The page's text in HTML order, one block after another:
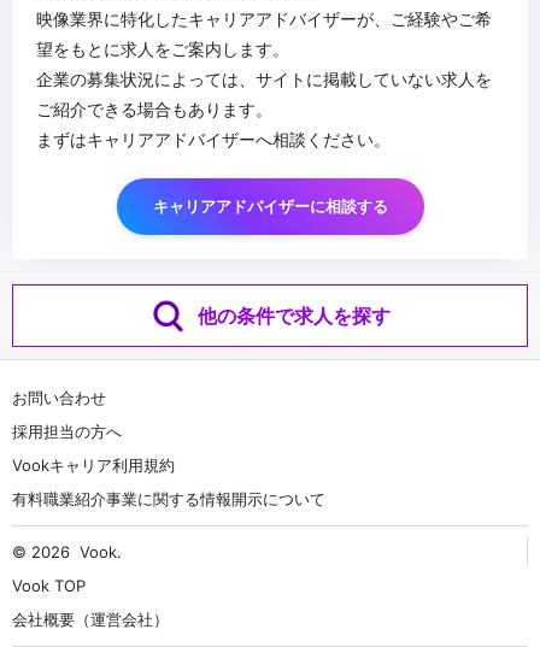
映像業界に特化したキャリアアドバイザーが、ご経験やご希
望をもとに求人をご案内します。
企業の募集状況によっては、サイトに掲載していない求人を
ご紹介できる場合もあります。
まずはキャリアアドバイザーへ相談ください。
キャリアアドバイザーに相談する
他の条件で求人を探す
お問い合わせ
採用担当の方へ
Vookキャリア利用規約
有料職業紹介事業に関する情報開示について
© 2026 Vook.
Vook TOP
会社概要（運営会社）